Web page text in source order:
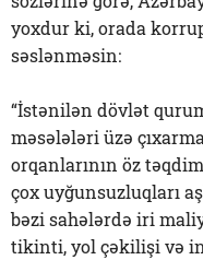
yoxdur ki, orada
səslənməsin:
“İstənilən dövlət
məsələləri üzə
orqanlarının öz
çox uyğunsuzluqları
bəzi sahələrdə iri
tikinti, yol çəkilişi və